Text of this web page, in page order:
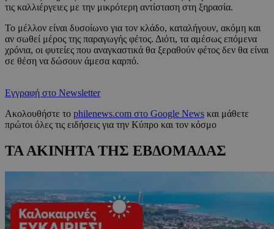
τις καλλιέργειες με την μικρότερη αντίσταση στη ξηρασία.
Το μέλλον είναι δυσοίωνο για τον κλάδο, καταλήγουν, ακόμη και
αν σωθεί μέρος της παραγωγής φέτος. Διότι, τα αμέσως επόμενα
χρόνια, οι φυτείες που αναγκαστικά θα ξεραθούν φέτος δεν θα είναι
σε θέση να δώσουν άμεσα καρπό.
Εγγραφή στο Newsletter
Ακολουθήστε το philenews.com στο Google News και μάθετε
πρώτοι όλες τις ειδήσεις για την Κύπρο και τον κόσμο
ΤΑ ΑΚΙΝΗΤΑ ΤΗΣ ΕΒΔΟΜΑΔΑΣ